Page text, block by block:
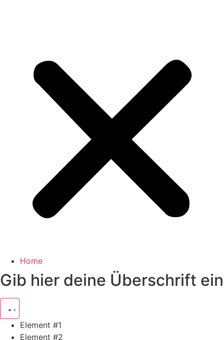
Home
Gib hier deine Überschrift ein
Element #1
Element #2